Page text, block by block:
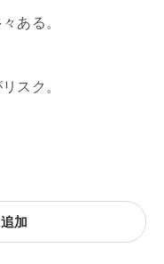
ある。
スク。
加